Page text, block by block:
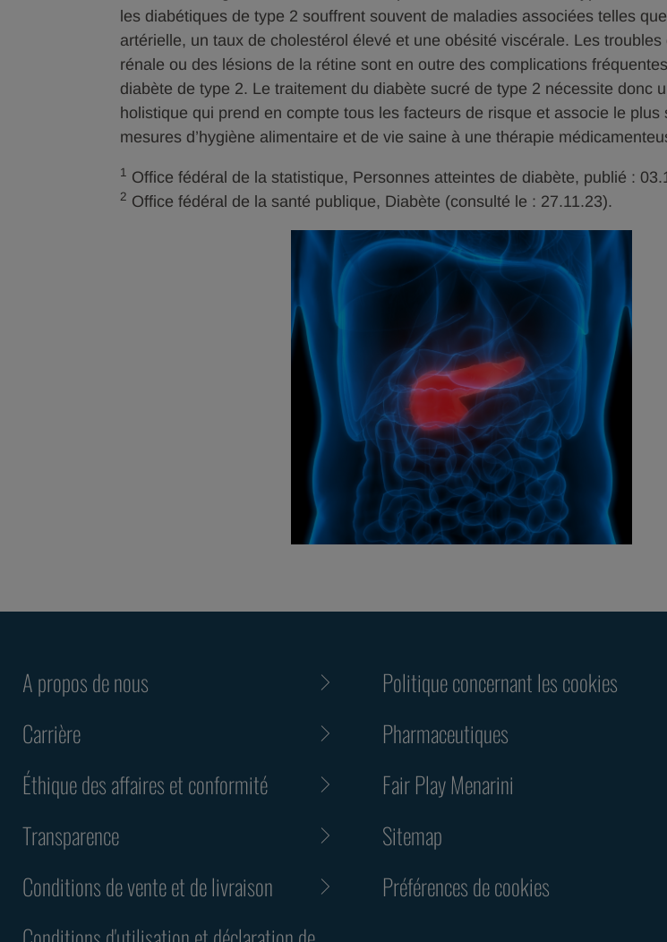
les diabétiques de type 2 souffrent souvent de maladies associées telles
artérielle, un taux de cholestérol élevé et une obésité viscérale. Les troubles
rénale ou des lésions de la rétine sont en outre des complications
diabète de type 2. Le traitement du diabète sucré de type 2 nécessite donc
holistique qui prend en compte tous les facteurs de risque et associe le plus
mesures d’hygiène alimentaire et de vie saine à une thérapie
1 Office fédéral de la statistique, Personnes atteintes de diabète, publié :
2 Office fédéral de la santé publique, Diabète (consulté le : 27.11.23).
A propos de nous
Carrière
Éthique des affaires et conformité
Transparence
Conditions de vente et de livraison
Politique concernant les cookies
Pharmaceutiques
Fair Play Menarini
Sitemap
Préférences de cookies